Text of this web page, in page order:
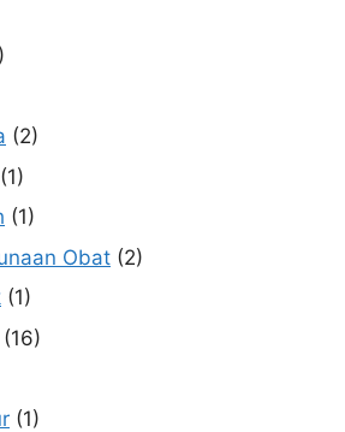
(2)
(1)
(1)
Obat (2)
(1)
(16)
(1)